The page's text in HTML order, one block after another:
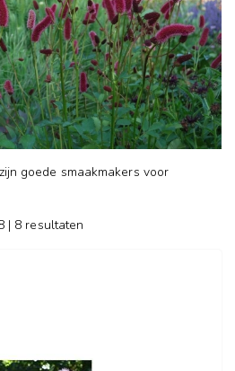
goede smaakmakers voor
| 8 resultaten